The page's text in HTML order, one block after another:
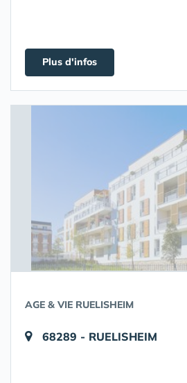
Plus d'infos
AGE & VIE RUELISHEIM
68289 - RUELISHEIM